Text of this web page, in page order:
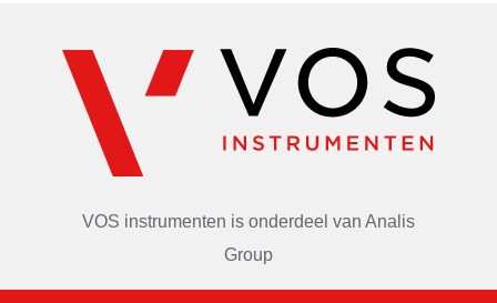
VOS instrumenten is onderdeel van Analis
Group